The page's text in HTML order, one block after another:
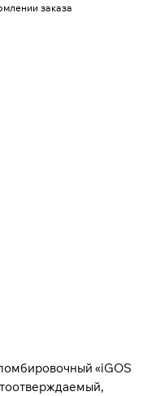
заказа
«iGOS